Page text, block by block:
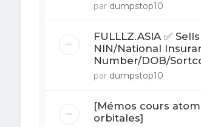
par dumpstop10
FULLLZ.ASIA ✅
NIN/National
Number/DOB/
par dumpstop10
[Mémos cours
orbitales]